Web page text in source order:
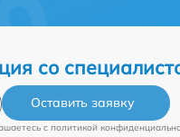
со
Оставить заявку
c политикой